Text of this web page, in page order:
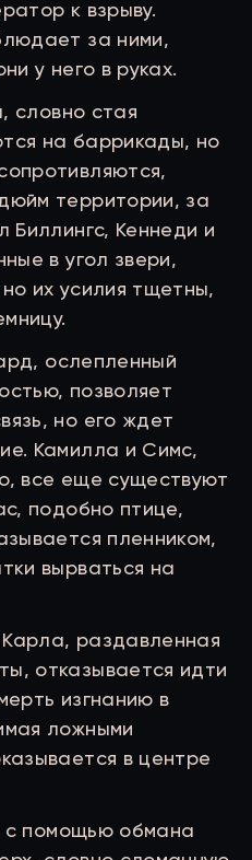
к взрыву.
за ними,
у него в руках.
словно стая
на баррикады, но
территории, за
Биллингс, Кеннеди и
в угол звери,
их усилия тщетны,
ослепленный
позволяет
но его ждет
Камилла и Симс,
все еще существуют
подобно птице,
пленником,
вырваться на
Карла, раздавленная
отказывается идти
изгнанию в
ложными
в центре
с помощью обмана